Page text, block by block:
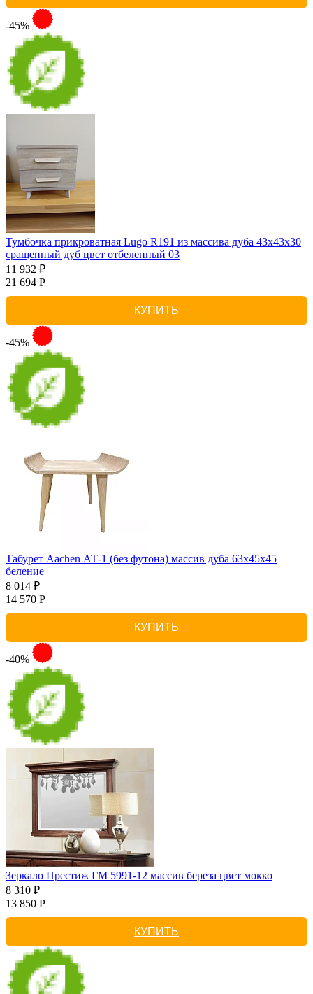
-45%
Тумбочка прикроватная Lugo R191 из массива дуба 43х43х30
сращенный дуб цвет отбеленный 03
11 932 ₽
21 694 Р
КУПИТЬ
-45%
Табурет Aachen АТ-1 (без футона) массив дуба 63х45х45
беление
8 014 ₽
14 570 Р
КУПИТЬ
-40%
Зеркало Престиж ГМ 5991-12 массив береза цвет мокко
8 310 ₽
13 850 Р
КУПИТЬ